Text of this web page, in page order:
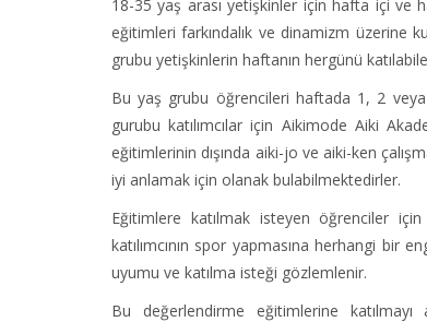
18-35 yaş arası yetişkinler için hafta içi ve
eğitimleri farkındalık ve dinamizm üzerine
grubu yetişkinlerin haftanın hergünü
Bu yaş grubu öğrencileri haftada 1, 2 veya
gurubu katılımcılar için Aikimode Aiki
eğitimlerinin dışında aiki-jo ve aiki-ken
iyi anlamak için olanak bulabilmektedirler.
Eğitimlere katılmak isteyen öğrenciler
katılımcının spor yapmasına herhangi bir
uyumu ve katılma isteği gözlemlenir.
Bu değerlendirme eğitimlerine